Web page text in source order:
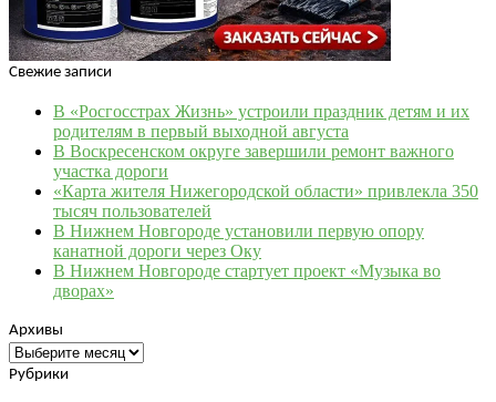
Свежие записи
В «Росгосстрах Жизнь» устроили праздник детям и их
родителям в первый выходной августа
В Воскресенском округе завершили ремонт важного
участка дороги
«Карта жителя Нижегородской области» привлекла 350
тысяч пользователей
В Нижнем Новгороде установили первую опору
канатной дороги через Оку
В Нижнем Новгороде стартует проект «Музыка во
дворах»
Архивы
Архивы
Рубрики